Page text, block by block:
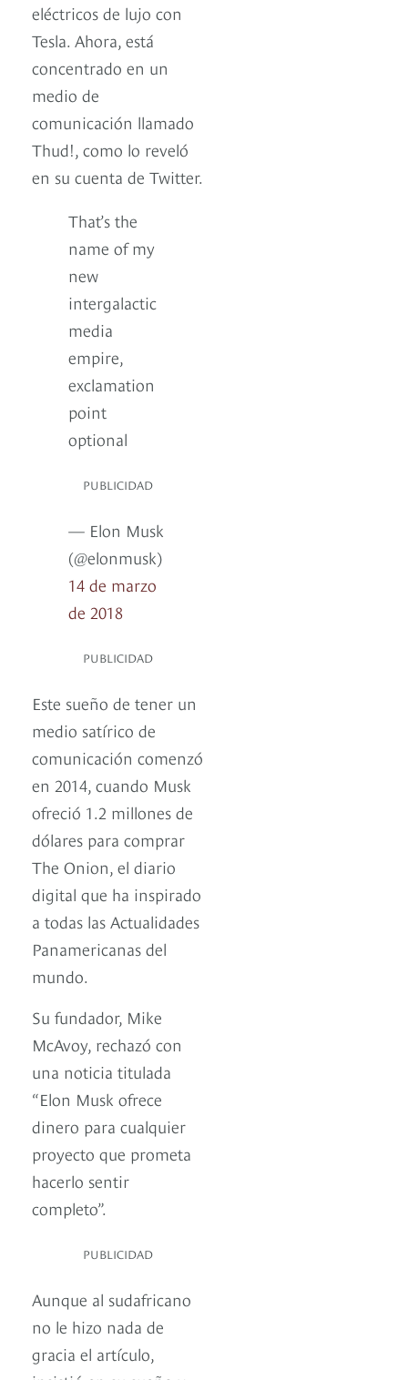
eléctricos de lujo con
Tesla. Ahora, está
concentrado en un
medio de
comunicación llamado
Thud!, como lo reveló
en su cuenta de Twitter.
That’s the
name of my
new
intergalactic
media
empire,
exclamation
point
optional
PUBLICIDAD
— Elon Musk
(@elonmusk)
14 de marzo
de 2018
PUBLICIDAD
Este sueño de tener un
medio satírico de
comunicación comenzó
en 2014, cuando Musk
ofreció 1.2 millones de
dólares para comprar
The Onion, el diario
digital que ha inspirado
a todas las Actualidades
Panamericanas del
mundo.
Su fundador, Mike
McAvoy, rechazó con
una noticia titulada
“Elon Musk ofrece
dinero para cualquier
proyecto que prometa
hacerlo sentir
completo”.
PUBLICIDAD
Aunque al sudafricano
no le hizo nada de
gracia el artículo,